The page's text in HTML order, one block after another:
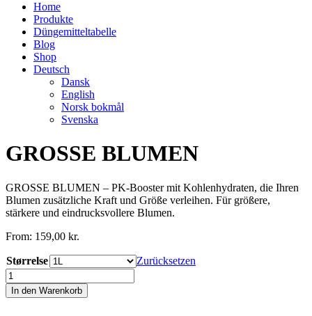
Home
Produkte
Düngemitteltabelle
Blog
Shop
Deutsch
Dansk
English
Norsk bokmål
Svenska
GROSSE BLUMEN
GROSSE BLUMEN – PK-Booster mit Kohlenhydraten, die Ihren
Blumen zusätzliche Kraft und Größe verleihen. Für größere,
stärkere und eindrucksvollere Blumen.
From: 159,00 kr.
Størrelse
Zurücksetzen
GROSSE
BLUMEN
Menge
In den Warenkorb